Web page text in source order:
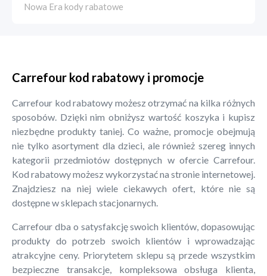
Nowa Era kody rabatowe
Carrefour kod rabatowy i promocje
Carrefour kod rabatowy możesz otrzymać na kilka różnych
sposobów. Dzięki nim obniżysz wartość koszyka i kupisz
niezbędne produkty taniej. Co ważne, promocje obejmują
nie tylko asortyment dla dzieci, ale również szereg innych
kategorii przedmiotów dostępnych w ofercie Carrefour.
Kod rabatowy możesz wykorzystać na stronie internetowej.
Znajdziesz na niej wiele ciekawych ofert, które nie są
dostępne w sklepach stacjonarnych.
Carrefour dba o satysfakcję swoich klientów, dopasowując
produkty do potrzeb swoich klientów i wprowadzając
atrakcyjne ceny. Priorytetem sklepu są przede wszystkim
bezpieczne transakcje, kompleksowa obsługa klienta,